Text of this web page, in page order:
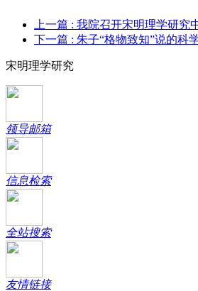
上一篇 : 我院召开宋明理学研究
下一篇 : 朱子“格物致知”说的科
宋明理学研究
领导邮箱
信息检索
全站搜索
友情链接